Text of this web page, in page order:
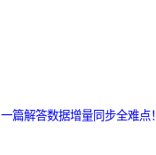
一篇解答数据增量同步全难点